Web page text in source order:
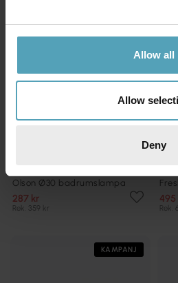
Allow all
Allow
Deny
Olson Ø30 badrumslampa
287 kr
Rek. 359 kr
495
Rek.
KAMPANJ